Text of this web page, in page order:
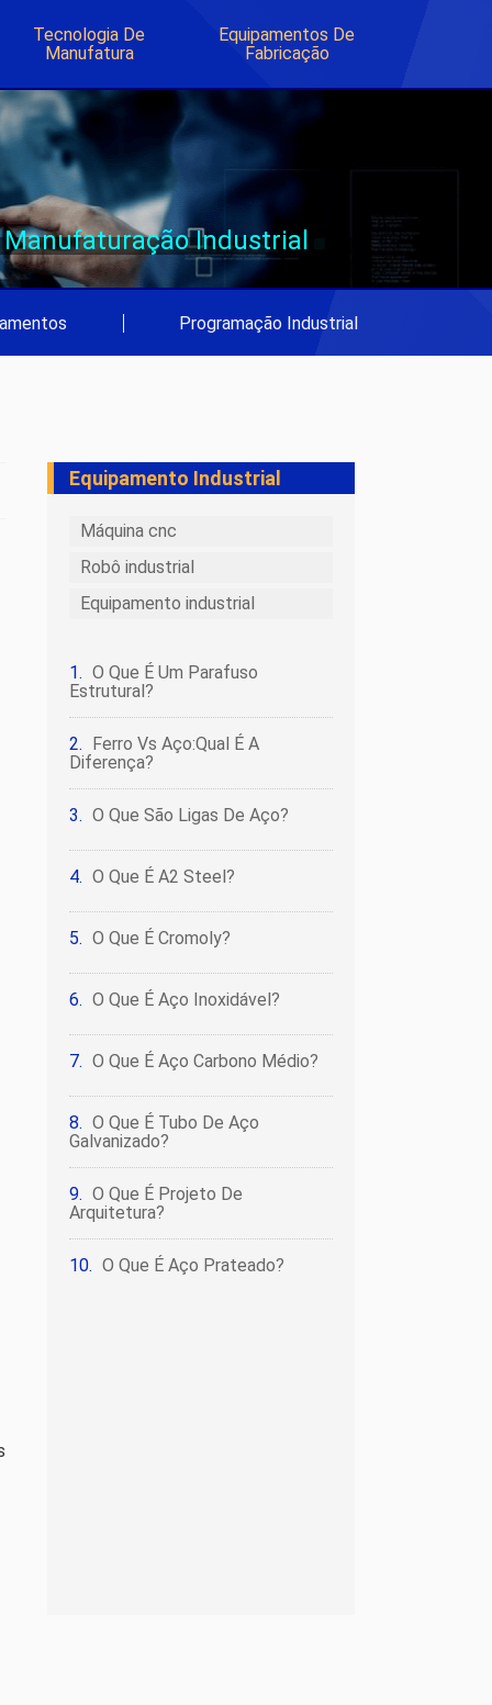
Tecnologia De
Manufatura
Equipamentos De
Fabricação
Manufaturação Industrial
Programação Industrial
Equipamento Industrial
Máquina cnc
Robô industrial
Equipamento industrial
O Que É Um Parafuso
Estrutural?
Ferro Vs Aço:Qual É A
Diferença?
O Que São Ligas De Aço?
O Que É A2 Steel?
O Que É Cromoly?
O Que É Aço Inoxidável?
O Que É Aço Carbono Médio?
O Que É Tubo De Aço
Galvanizado?
O Que É Projeto De
Arquitetura?
O Que É Aço Prateado?